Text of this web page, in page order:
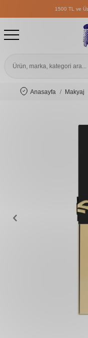
1500 TL ve
1500 TL ve
1500 TL ve
Anasayfa Makyaj